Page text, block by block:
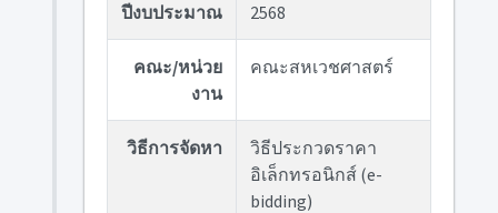
ปีงบประมาณ 2568
คณะ/หน่วย
งาน
คณะสหเวชศาสตร์
วิธีการจัดหา
วิธีประกวดราคา
อิเล็กทรอนิกส์ (e-
bidding)